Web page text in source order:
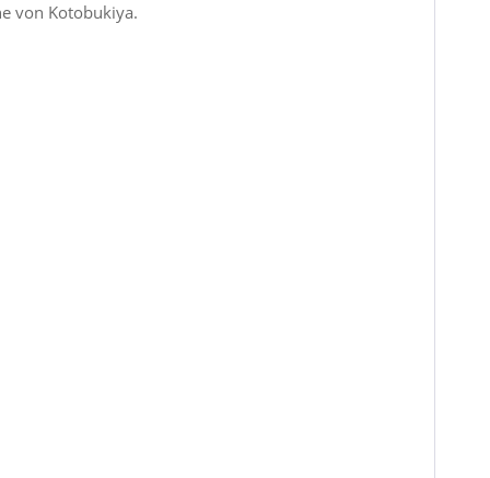
von Kotobukiya.